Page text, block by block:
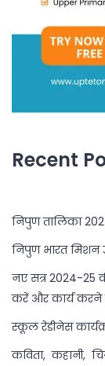
Recent
निपुण तालिका
निपुण भारत मिशन
नए सत्र 2024-25
करें और कार्य करने
स्कूल रेडीनेस
कविता, कहानी,